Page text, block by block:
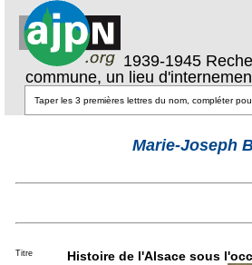
1939-1945
commune, un lieu
Marie-Joseph
Titre
Histoire de l'Alsace sous